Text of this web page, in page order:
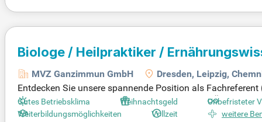
de Herausforderung.
Biologe / Heilpraktiker /
Fachreferent im Vertriebsaußendienst
MVZ Ganzimmun GmbH
Dresden, Leipzig,
Entdecken Sie unsere spannende Position als
n engagierten Mitarbeiter für die Betreuung von Ärztinnen
und Schulungen in Präanalytik sowie Probenversand.
Gutes Betriebsklima Weihnachtsgeld Unbefristeter
Weiterbildungsmöglichkeiten
Vollzeit weitere